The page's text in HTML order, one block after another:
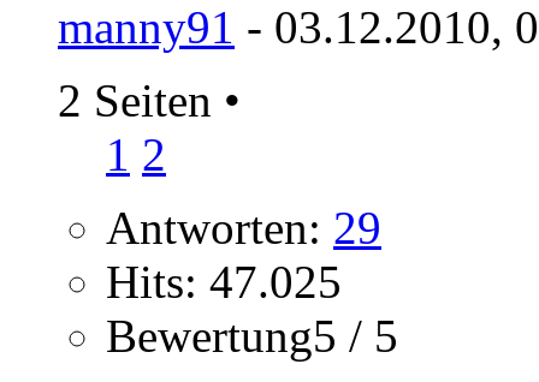
manny91 - 03.12.2010,
2 Seiten •
1 2
Antworten: 29
Hits: 47.025
Bewertung5 / 5